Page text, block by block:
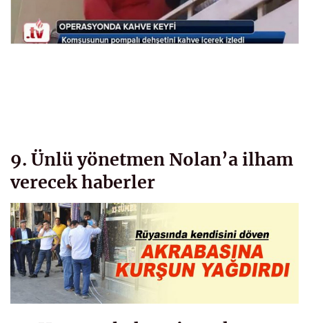
9. Ünlü yönetmen Nolan’a ilham
verecek haberler